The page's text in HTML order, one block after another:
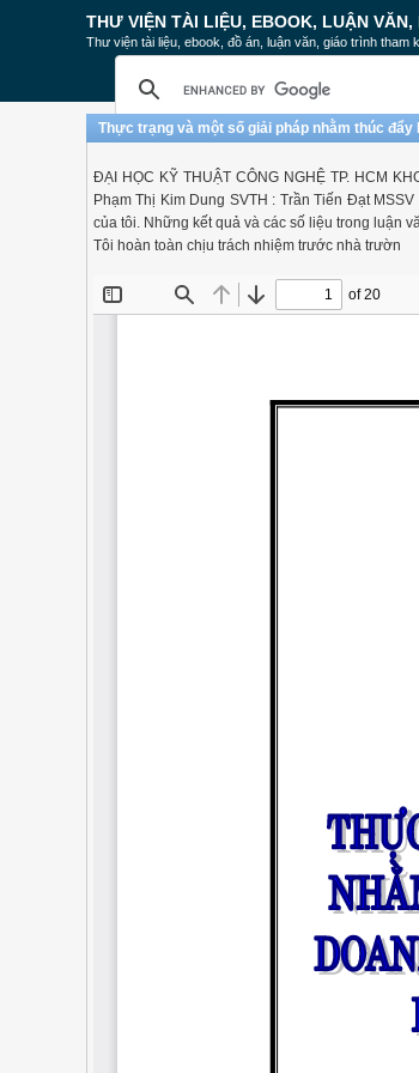
THƯ VIỆN TÀI LIỆU, EBOOK, LUẬN
Thư viện tài liệu, ebook, đồ án, luận văn, giáo trình tham
Thực trạng và một số giải pháp nhằm thúc
ĐẠI HỌC KỸ THUẬT CÔNG NGHỆ TP. HCM
Phạm Thị Kim Dung SVTH : Trần Tiến Đạt
của tôi. Những kết quả và các số liệu trong luận
Tôi hoàn toàn chịu trách nhiệm trước nhà trườn